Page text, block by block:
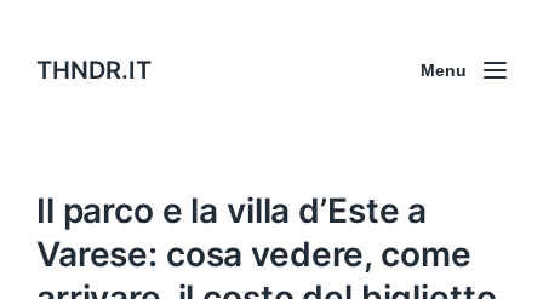
THNDR.IT Menu
Il parco e la villa d’Este a
Varese: cosa vedere, come